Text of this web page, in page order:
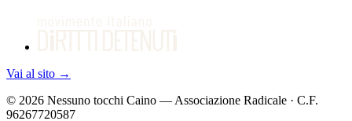
Vai al sito →
© 2026 Nessuno tocchi Caino — Associazione Radicale · C.F.
96267720587